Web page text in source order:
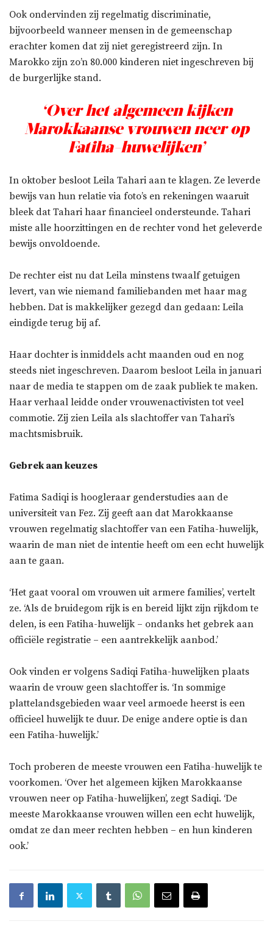
Ook ondervinden zij regelmatig discriminatie,
bijvoorbeeld wanneer mensen in de gemeenschap
erachter komen dat zij niet geregistreerd zijn. In
Marokko zijn zo’n 80.000 kinderen niet ingeschreven bij
de burgerlijke stand.
‘Over het algemeen kijken
Marokkaanse vrouwen neer op
Fatiha-huwelijken’
In oktober besloot Leila Tahari aan te klagen. Ze leverde
bewijs van hun relatie via foto’s en rekeningen waaruit
bleek dat Tahari haar financieel ondersteunde. Tahari
miste alle hoorzittingen en de rechter vond het geleverde
bewijs onvoldoende.
De rechter eist nu dat Leila minstens twaalf getuigen
levert, van wie niemand familiebanden met haar mag
hebben. Dat is makkelijker gezegd dan gedaan: Leila
eindigde terug bij af.
Haar dochter is inmiddels acht maanden oud en nog
steeds niet ingeschreven. Daarom besloot Leila in januari
naar de media te stappen om de zaak publiek te maken.
Haar verhaal leidde onder vrouwenactivisten tot veel
commotie. Zij zien Leila als slachtoffer van Tahari’s
machtsmisbruik.
Gebrek aan keuzes
Fatima Sadiqi is hoogleraar genderstudies aan de
universiteit van Fez. Zij geeft aan dat Marokkaanse
vrouwen regelmatig slachtoffer van een Fatiha-huwelijk,
waarin de man niet de intentie heeft om een echt huwelijk
aan te gaan.
‘Het gaat vooral om vrouwen uit armere families’, vertelt
ze. ‘Als de bruidegom rijk is en bereid lijkt zijn rijkdom te
delen, is een Fatiha-huwelijk – ondanks het gebrek aan
officiële registratie – een aantrekkelijk aanbod.’
Ook vinden er volgens Sadiqi Fatiha-huwelijken plaats
waarin de vrouw geen slachtoffer is. ‘In sommige
plattelandsgebieden waar veel armoede heerst is een
officieel huwelijk te duur. De enige andere optie is dan
een Fatiha-huwelijk.’
Toch proberen de meeste vrouwen een Fatiha-huwelijk te
voorkomen. ‘Over het algemeen kijken Marokkaanse
vrouwen neer op Fatiha-huwelijken’, zegt Sadiqi. ‘De
meeste Marokkaanse vrouwen willen een echt huwelijk,
omdat ze dan meer rechten hebben – en hun kinderen
ook.’